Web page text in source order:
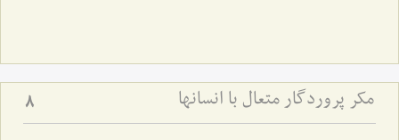
مکر پروردگار متعال با انسانها 8